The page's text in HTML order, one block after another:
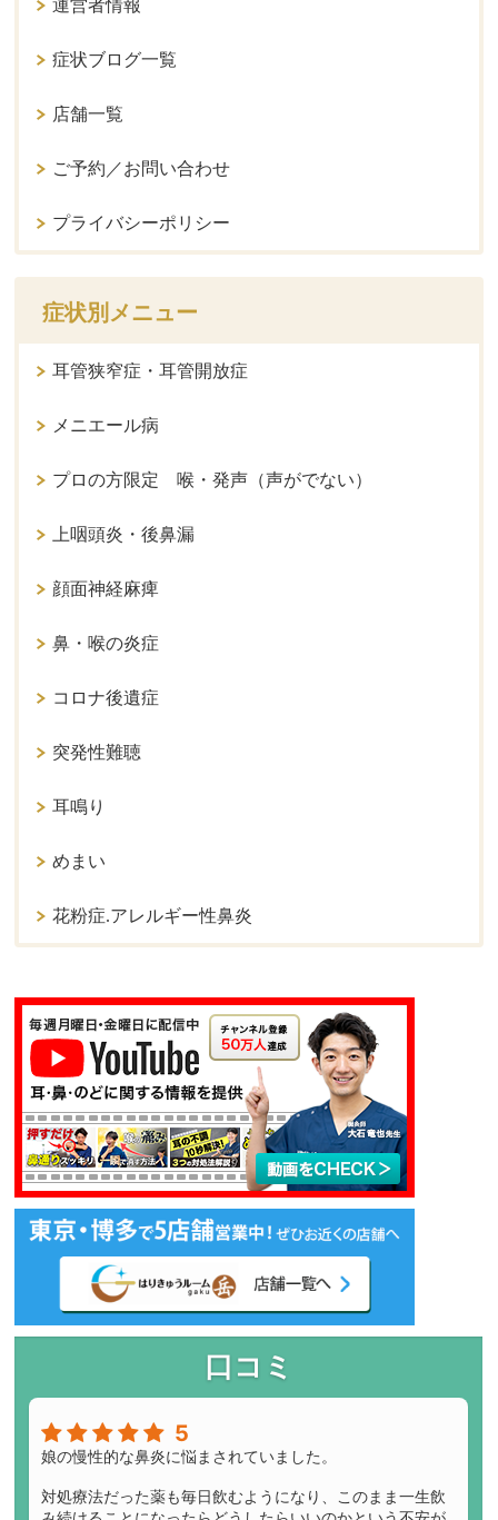
運営者情報
症状ブログ一覧
店舗一覧
ご予約／お問い合わせ
プライバシーポリシー
症状別メニュー
耳管狭窄症・耳管開放症
メニエール病
プロの方限定 喉・発声（声がでない）
上咽頭炎・後鼻漏
顔面神経麻痺
鼻・喉の炎症
コロナ後遺症
突発性難聴
耳鳴り
めまい
花粉症.アレルギー性鼻炎